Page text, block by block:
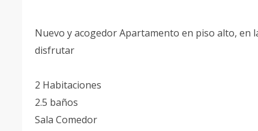
Nuevo y acogedor Apartamento en piso alto, en
disfrutar
2 Habitaciones
2.5 baños
Sala Comedor